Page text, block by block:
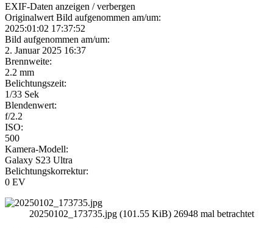
EXIF-Daten anzeigen / verbergen
Originalwert Bild aufgenommen am/um:
2025:01:02 17:37:52
Bild aufgenommen am/um:
2. Januar 2025 16:37
Brennweite:
2.2 mm
Belichtungszeit:
1/33 Sek
Blendenwert:
f/2.2
ISO:
500
Kamera-Modell:
Galaxy S23 Ultra
Belichtungskorrektur:
0 EV
20250102_173735.jpg (101.55 KiB) 26948 mal betrachtet